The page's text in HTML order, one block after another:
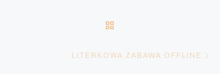
LITERKOWA ZABAWA OFFLINE